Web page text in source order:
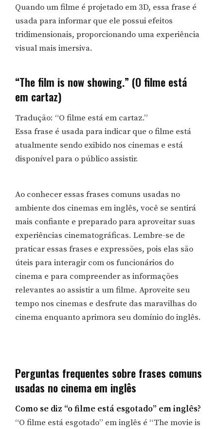
Quando um filme é projetado em 3D, essa frase é
usada para informar que ele possui efeitos
tridimensionais, proporcionando uma experiência
visual mais imersiva.
“The film is now showing.” (O filme está
em cartaz)
Tradução: “O filme está em cartaz.”
Essa frase é usada para indicar que o filme está
atualmente sendo exibido nos cinemas e está
disponível para o público assistir.
Ao conhecer essas frases comuns usadas no
ambiente dos cinemas em inglês, você se sentirá
mais confiante e preparado para aproveitar suas
experiências cinematográficas. Lembre-se de
praticar essas frases e expressões, pois elas são
úteis para interagir com os funcionários do
cinema e para compreender as informações
relevantes ao assistir a um filme. Aproveite seu
tempo nos cinemas e desfrute das maravilhas do
cinema enquanto aprimora seu domínio do inglês.
Perguntas frequentes sobre frases comuns
usadas no cinema em inglês
Como se diz “o filme está esgotado” em inglês?
“O filme está esgotado” em inglês é “The movie is